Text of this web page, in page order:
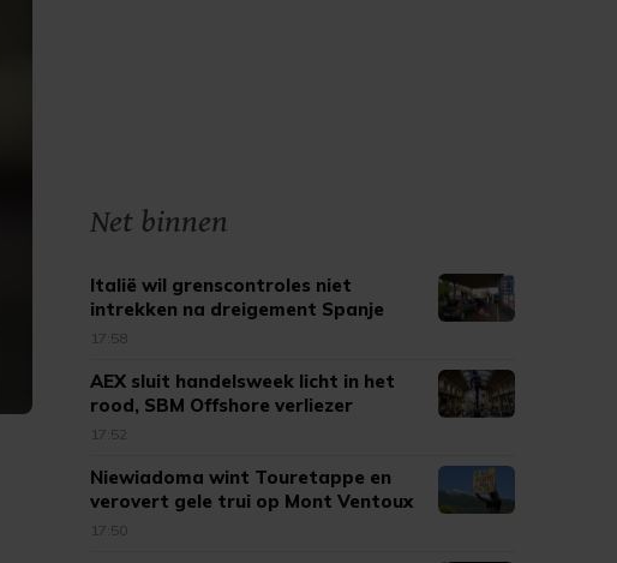
Net binnen
Italië wil grenscontroles niet
intrekken na dreigement Spanje
17:58
AEX sluit handelsweek licht in het
rood, SBM Offshore verliezer
17:52
Niewiadoma wint Touretappe en
verovert gele trui op Mont Ventoux
17:50